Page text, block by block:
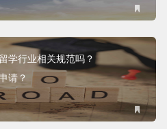
学行业相关规范吗？
请？